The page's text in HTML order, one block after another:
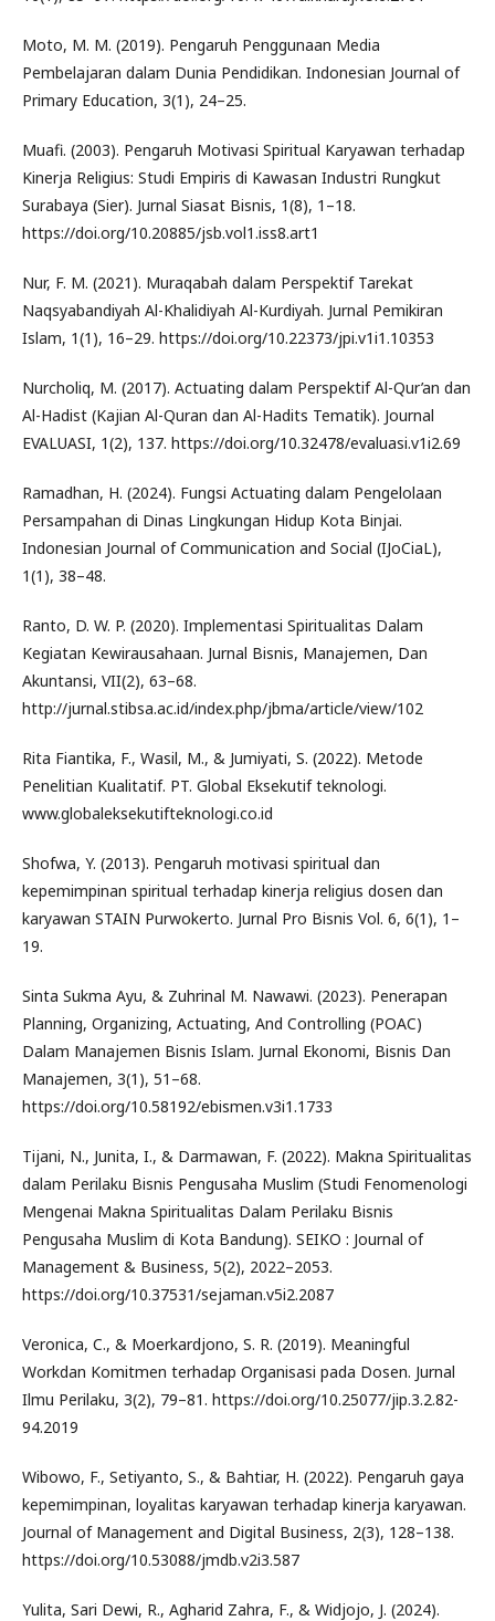
Moto, M. M. (2019). Pengaruh Penggunaan Media
Pembelajaran dalam Dunia Pendidikan. Indonesian Journal of
Primary Education, 3(1), 24–25.
Muafi. (2003). Pengaruh Motivasi Spiritual Karyawan terhadap
Kinerja Religius: Studi Empiris di Kawasan Industri Rungkut
Surabaya (Sier). Jurnal Siasat Bisnis, 1(8), 1–18.
https://doi.org/10.20885/jsb.vol1.iss8.art1
Nur, F. M. (2021). Muraqabah dalam Perspektif Tarekat
Naqsyabandiyah Al-Khalidiyah Al-Kurdiyah. Jurnal Pemikiran
Islam, 1(1), 16–29. https://doi.org/10.22373/jpi.v1i1.10353
Nurcholiq, M. (2017). Actuating dalam Perspektif Al-Qur’an dan
Al-Hadist (Kajian Al-Quran dan Al-Hadits Tematik). Journal
EVALUASI, 1(2), 137. https://doi.org/10.32478/evaluasi.v1i2.69
Ramadhan, H. (2024). Fungsi Actuating dalam Pengelolaan
Persampahan di Dinas Lingkungan Hidup Kota Binjai.
Indonesian Journal of Communication and Social (IJoCiaL),
1(1), 38–48.
Ranto, D. W. P. (2020). Implementasi Spiritualitas Dalam
Kegiatan Kewirausahaan. Jurnal Bisnis, Manajemen, Dan
Akuntansi, VII(2), 63–68.
http://jurnal.stibsa.ac.id/index.php/jbma/article/view/102
Rita Fiantika, F., Wasil, M., & Jumiyati, S. (2022). Metode
Penelitian Kualitatif. PT. Global Eksekutif teknologi.
www.globaleksekutifteknologi.co.id
Shofwa, Y. (2013). Pengaruh motivasi spiritual dan
kepemimpinan spiritual terhadap kinerja religius dosen dan
karyawan STAIN Purwokerto. Jurnal Pro Bisnis Vol. 6, 6(1), 1–
19.
Sinta Sukma Ayu, & Zuhrinal M. Nawawi. (2023). Penerapan
Planning, Organizing, Actuating, And Controlling (POAC)
Dalam Manajemen Bisnis Islam. Jurnal Ekonomi, Bisnis Dan
Manajemen, 3(1), 51–68.
https://doi.org/10.58192/ebismen.v3i1.1733
Tijani, N., Junita, I., & Darmawan, F. (2022). Makna Spiritualitas
dalam Perilaku Bisnis Pengusaha Muslim (Studi Fenomenologi
Mengenai Makna Spiritualitas Dalam Perilaku Bisnis
Pengusaha Muslim di Kota Bandung). SEIKO : Journal of
Management & Business, 5(2), 2022–2053.
https://doi.org/10.37531/sejaman.v5i2.2087
Veronica, C., & Moerkardjono, S. R. (2019). Meaningful
Workdan Komitmen terhadap Organisasi pada Dosen. Jurnal
Ilmu Perilaku, 3(2), 79–81. https://doi.org/10.25077/jip.3.2.82-
94.2019
Wibowo, F., Setiyanto, S., & Bahtiar, H. (2022). Pengaruh gaya
kepemimpinan, loyalitas karyawan terhadap kinerja karyawan.
Journal of Management and Digital Business, 2(3), 128–138.
https://doi.org/10.53088/jmdb.v2i3.587
Yulita, Sari Dewi, R., Agharid Zahra, F., & Widjojo, J. (2024).